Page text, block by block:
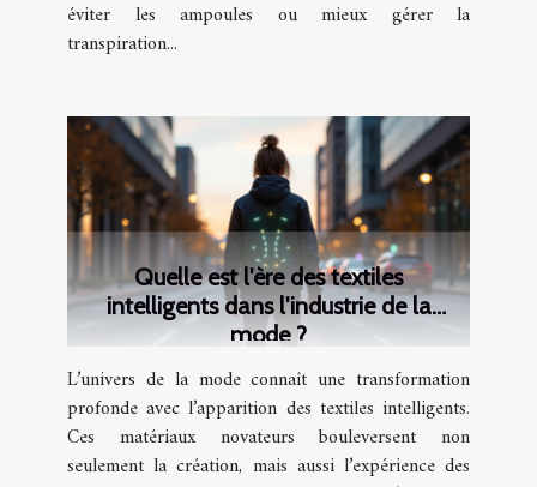
éviter les ampoules ou mieux gérer la
transpiration...
Quelle est l'ère des textiles
intelligents dans l'industrie de la
mode ?
L’univers de la mode connaît une transformation
profonde avec l’apparition des textiles intelligents.
Ces matériaux novateurs bouleversent non
seulement la création, mais aussi l’expérience des